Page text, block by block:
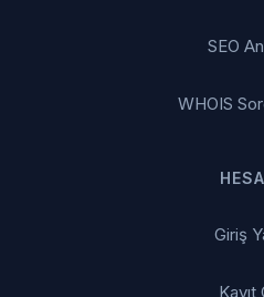
SEO
WHOIS
Giriş
Kayıt